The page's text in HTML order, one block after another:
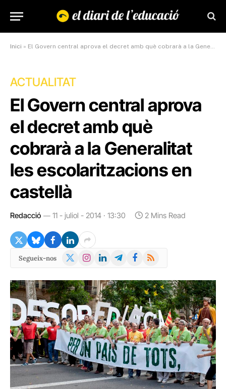
Inici » El Govern central aprova el decret amb què cobrarà a la Generalitat les escolaritzacions en castellà
ACTUALITAT
El Govern central aprova
el decret amb què
cobrarà a la Generalitat
les escolaritzacions en
castellà
Redacció 11 - juliol - 2014 · 13:30 2 Mins Read
Segueix-nos
X
Instagram
LinkedInTelegramFacebook
RSS